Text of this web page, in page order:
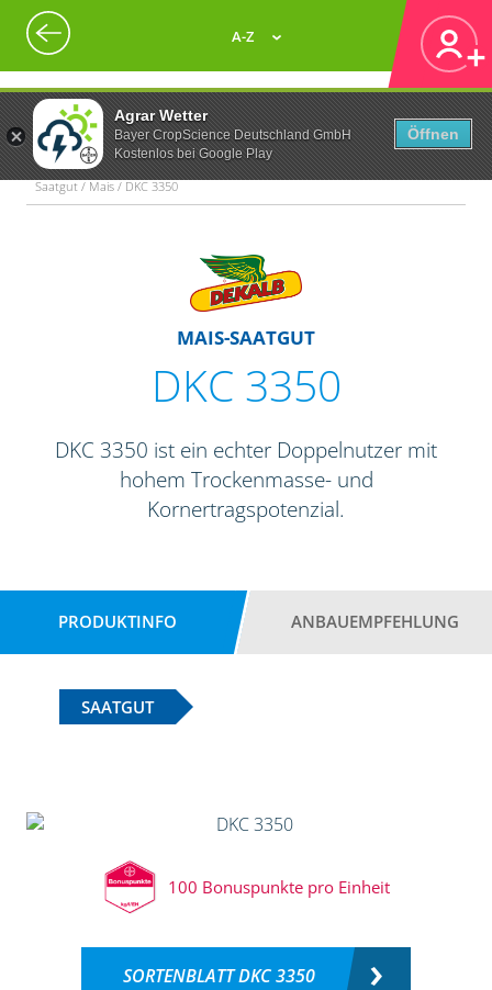
Agrar Wetter
Bayer CropScience Deutschland GmbH
Kostenlos bei Google Play
Öffnen
A-Z
Saatgut / Mais / DKC 3350
MAIS-SAATGUT
DKC 3350
DKC 3350 ist ein echter Doppelnutzer mit
hohem Trockenmasse- und
Kornertragspotenzial.
PRODUKTINFO ANBAUEMPFEHLUNG
SAATGUT
100 Bonuspunkte pro Einheit
SORTENBLATT DKC 3350